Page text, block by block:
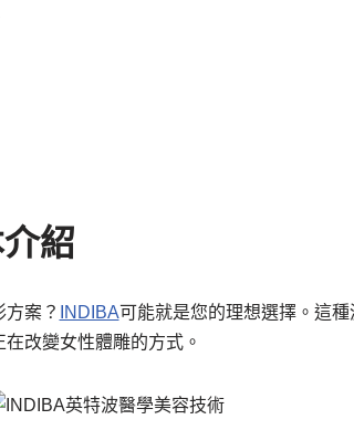
紹
案？ INDIBA可能就是您的理想選擇。這
改變女性體雕的方式。